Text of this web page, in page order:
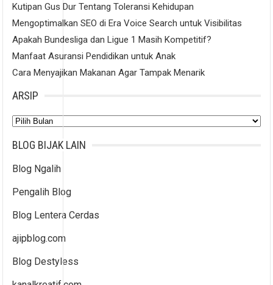
Kutipan Gus Dur Tentang Toleransi Kehidupan
Mengoptimalkan SEO di Era Voice Search untuk Visibilitas
Apakah Bundesliga dan Ligue 1 Masih Kompetitif?
Manfaat Asuransi Pendidikan untuk Anak
Cara Menyajikan Makanan Agar Tampak Menarik
ARSIP
Arsip
BLOG BIJAK LAIN
Blog Ngalih
Pengalih Blog
Blog Lentera Cerdas
ajipblog.com
Blog Destyless